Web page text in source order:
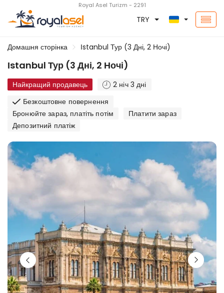
Royal Asel Turizm - 2291
TRY
Домашня сторінка Іstanbul Тур (3 Дні, 2 Ночі)
Іstanbul Тур (3 Дні, 2 Ночі)
Найкращий продавець
2 ніч 3 дні
Безкоштовне повернення
Бронюйте зараз, платіть потім
Платити зараз
Депозитний платіж